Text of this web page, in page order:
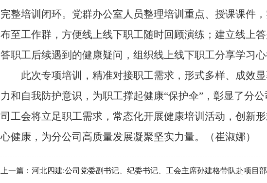
完整培训闭环。党群办公室人员整理培训重点、授课课件
布至工作群，方便线上线下职工随时回顾演练；建立线上
答职工后续遇到的健康疑问，组织线上线下职工分享学习心
此次专项培训，精准对接职工需求，形式多样、成效显
力和自我防护意识，为职工撑起健康“保护伞”，彰显了分
司工会将立足职工需求，常态化开展健康培训活动，创新
心健康，为分公司高质量发展凝聚坚实力量。（崔淑娜）
上一篇： 河北四建:公司党委副书记、纪委书记、工会主席孙建格带队赴项目